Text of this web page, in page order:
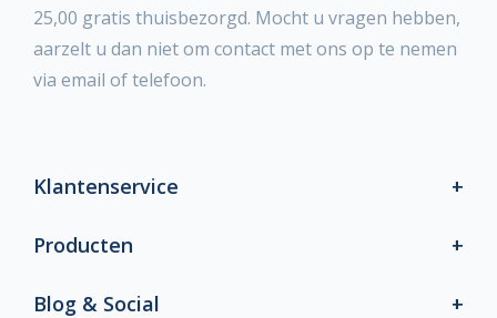
25,00 gratis thuisbezorgd. Mocht u vragen hebben,
aarzelt u dan niet om contact met ons op te nemen
via email of telefoon.
Klantenservice
Producten
Blog & Social